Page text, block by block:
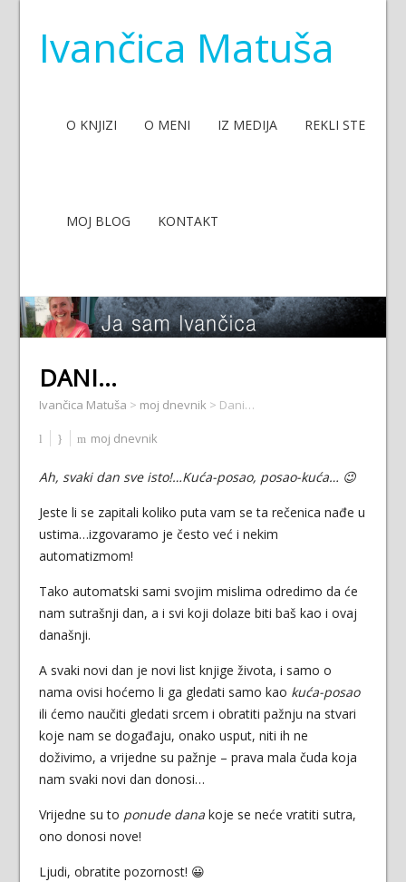
Ivančica Matuša
O KNJIZI O MENI IZ MEDIJA REKLI STE
MOJ BLOG KONTAKT
DANI…
Ivančica Matuša > moj dnevnik > Dani…
moj dnevnik
Ah, svaki dan sve isto!…Kuća-posao, posao-kuća… 😉
Jeste li se zapitali koliko puta vam se ta rečenica nađe u
ustima…izgovaramo je često već i nekim
automatizmom!
Tako automatski sami svojim mislima odredimo da će
nam sutrašnji dan, a i svi koji dolaze biti baš kao i ovaj
današnji.
A svaki novi dan je novi list knjige života, i samo o
nama ovisi hoćemo li ga gledati samo kao kuća-posao
ili ćemo naučiti gledati srcem i obratiti pažnju na stvari
koje nam se događaju, onako usput, niti ih ne
doživimo, a vrijedne su pažnje – prava mala čuda koja
nam svaki novi dan donosi…
Vrijedne su to ponude dana koje se neće vratiti sutra,
ono donosi nove!
Ljudi, obratite pozornost! 😀